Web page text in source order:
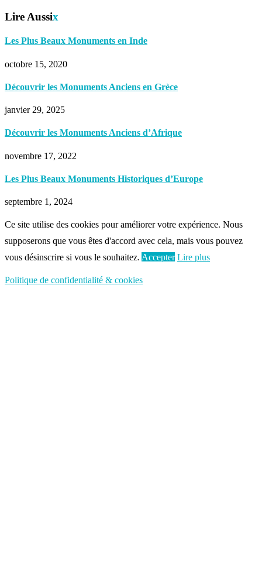
Lire Aussix
Les Plus Beaux Monuments en Inde
octobre 15, 2020
Découvrir les Monuments Anciens en Grèce
janvier 29, 2025
Découvrir les Monuments Anciens d’Afrique
novembre 17, 2022
Les Plus Beaux Monuments Historiques d’Europe
septembre 1, 2024
Ce site utilise des cookies pour améliorer votre expérience. Nous
supposerons que vous êtes d'accord avec cela, mais vous pouvez
vous désinscrire si vous le souhaitez. Accepter Lire plus
Politique de confidentialité & cookies